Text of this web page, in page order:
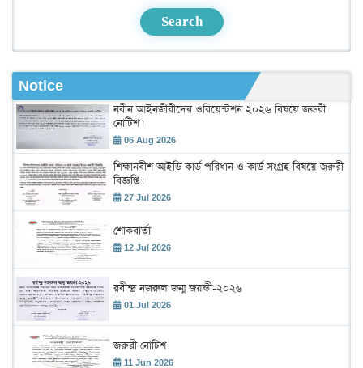
Search
Notice
নবীন আইনজীবীদের ওরিয়েন্টশন ২০২৬ বিষয়ে জরুরী
নোটিশ।
06 Aug 2026
শিক্ষানবীশ আইডি কার্ড পরিধান ও কার্ড সংগ্রহ বিষয়ে জরুরী
বিজ্ঞপ্তি।
27 Jul 2026
শোকবার্তা
12 Jul 2026
রবীন্দ্র নজরুল জন্ম জয়ন্তী-২০২৬
01 Jul 2026
জরুরী নোটিশ
11 Jun 2026